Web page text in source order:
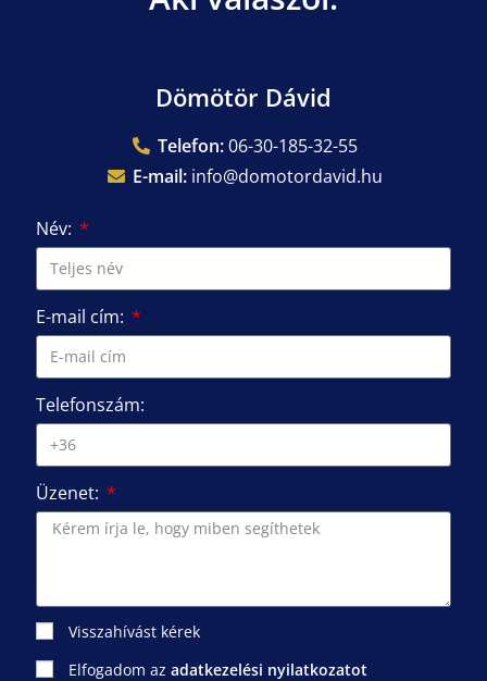
Dömötör Dávid
Telefon:06-30-185-32-55
E-mail: info@domotordavid.hu
Név:
E-mail cím:
Telefonszám:
Üzenet:
Visszahívást kérek
Elfogadom az adatkezelési nyilatkozatot